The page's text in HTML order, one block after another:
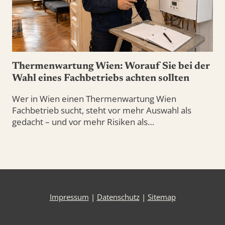
Thermenwartung Wien: Worauf Sie bei der
Wahl eines Fachbetriebs achten sollten
Wer in Wien einen Thermenwartung Wien
Fachbetrieb sucht, steht vor mehr Auswahl als
gedacht – und vor mehr Risiken als…
Impressum | Datenschutz| Sitemap